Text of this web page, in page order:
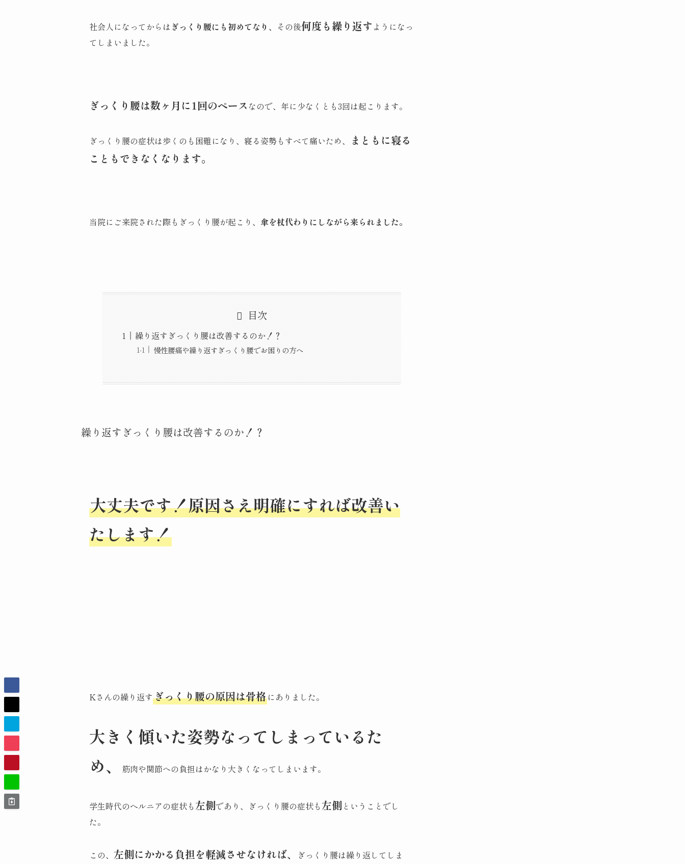
社会人になってからは ぎっくり腰にも初めてなり、 その後何度も繰り返す ようになっ
てしまいました。
ぎっくり腰は数ヶ月に1回のペース なので、年に少なくとも3回は起こります。
ぎっくり腰の症状は歩くのも困難になり、寝る姿勢もすべて痛いため、
まともに寝る
こともできなくなります。
当院にご来院された際もぎっくり腰が起こり、 傘を杖代わりにしながら来られました。
目次
繰り返すぎっくり腰は改善するのか！？
慢性腰痛や繰り返すぎっくり腰でお困りの方へ
繰り返すぎっくり腰は改善するのか！？
大丈夫です！原因さえ明確にすれば改善い
たします！
Kさんの繰り返すぎっくり腰の原因は骨格 にありました。
大きく傾いた姿勢なってしまっているた
め、
筋肉や関節への負担はかなり大きくなってしまいます。
学生時代のヘルニアの症状も 左側であり、ぎっくり腰の症状も 左側 ということでし
た。
この、 左側にかかる負担を軽減させなければ、
ぎっくり腰は繰り返してしま